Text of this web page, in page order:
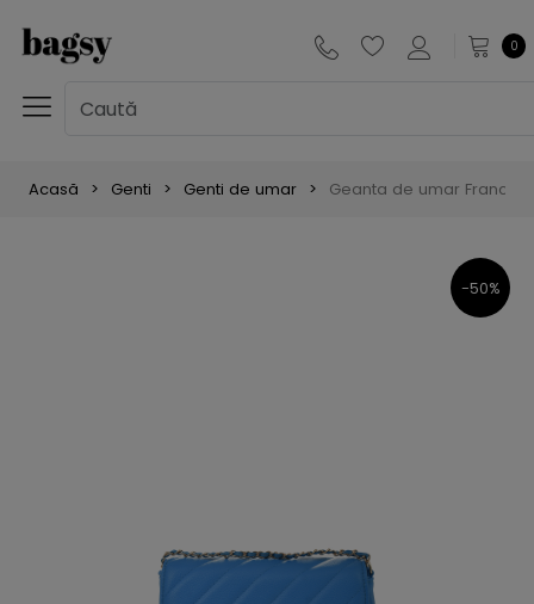
0
Acasă Genti Genti de umar Geanta de umar
-50%